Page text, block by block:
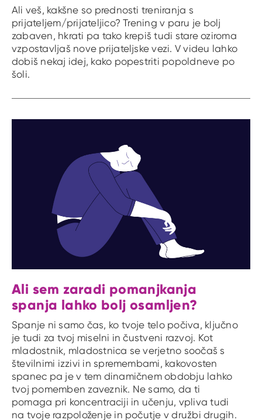
Ali veš, kakšne so prednosti treniranja s
prijateljem/prijateljico? Trening v paru je bolj
zabaven, hkrati pa tako krepiš tudi stare oziroma
vzpostavljaš nove prijateljske vezi. V videu lahko
dobiš nekaj idej, kako popestriti popoldneve po
šoli.
Ali sem zaradi pomanjkanja
spanja lahko bolj osamljen?
Spanje ni samo čas, ko tvoje telo počiva, ključno
je tudi za tvoj miselni in čustveni razvoj. Kot
mladostnik, mladostnica se verjetno soočaš s
številnimi izzivi in spremembami, kakovosten
spanec pa je v tem dinamičnem obdobju lahko
tvoj pomemben zaveznik. Ne samo, da ti
pomaga pri koncentraciji in učenju, vpliva tudi
na tvoje razpoloženje in počutje v družbi drugih.